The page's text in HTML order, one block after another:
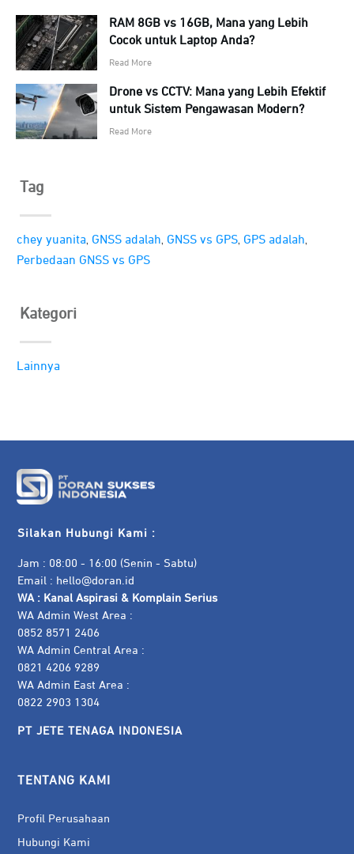
RAM 8GB vs 16GB, Mana yang Lebih
Cocok untuk Laptop Anda?
Read More
Drone vs CCTV: Mana yang Lebih Efektif
untuk Sistem Pengawasan Modern?
Read More
Tag
chey yuanita GNSS adalah GNSS vs GPS GPS adalah
Perbedaan GNSS vs GPS
Kategori
Lainnya
Silakan Hubungi Kami :
Jam : 08:00 - 16:00 (Senin - Sabtu)
Email : hello@doran.id
WA : Kanal Aspirasi & Komplain Serius
WA Admin West Area :
0852 8571 2406
WA Admin Central Area :
0821 4206 9289
WA Admin East Area :
0822 2903 1304
PT JETE TENAGA INDONESIA
TENTANG KAMI
Profil Perusahaan
Hubungi Kami